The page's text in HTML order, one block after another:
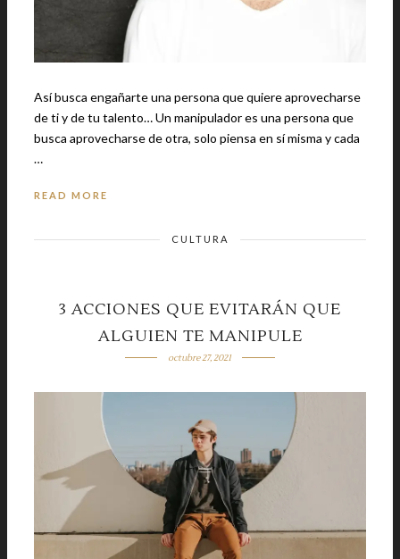
Así busca engañarte una persona que quiere aprovecharse
de ti y de tu talento… Un manipulador es una persona que
busca aprovecharse de otra, solo piensa en sí misma y cada
…
READ MORE
CULTURA
3 ACCIONES QUE EVITARÁN QUE
ALGUIEN TE MANIPULE
octubre 27, 2021